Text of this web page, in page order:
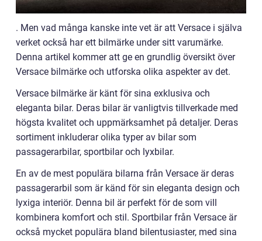
. Men vad många kanske inte vet är att Versace i själva
verket också har ett bilmärke under sitt varumärke.
Denna artikel kommer att ge en grundlig översikt över
Versace bilmärke och utforska olika aspekter av det.
Versace bilmärke är känt för sina exklusiva och
eleganta bilar. Deras bilar är vanligtvis tillverkade med
högsta kvalitet och uppmärksamhet på detaljer. Deras
sortiment inkluderar olika typer av bilar som
passagerarbilar, sportbilar och lyxbilar.
En av de mest populära bilarna från Versace är deras
passagerarbil som är känd för sin eleganta design och
lyxiga interiör. Denna bil är perfekt för de som vill
kombinera komfort och stil. Sportbilar från Versace är
också mycket populära bland bilentusiaster, med sina